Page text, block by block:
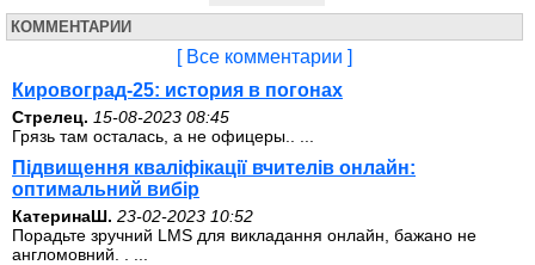
КОММЕНТАРИИ
[ Все комментарии ]
Кировоград-25: история в погонах
Стрелец. 15-08-2023 08:45
Грязь там осталась, а не офицеры.. ...
Підвищення кваліфікації вчителів онлайн:
оптимальний вибір
КатеринаШ. 23-02-2023 10:52
Порадьте зручний LMS для викладання онлайн, бажано не
англомовний. . ...